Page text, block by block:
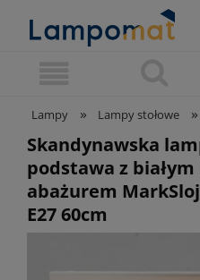
Lampy » Lampy stołowe »
Skandynawska
podstawa z
abażurem
E27 60cm